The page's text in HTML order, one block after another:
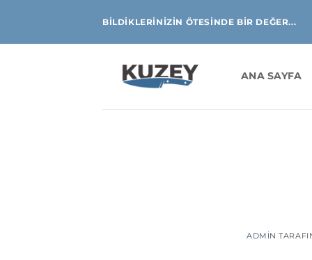
BILDIKLERINIZIN ÖTESINDE BIR DEĞER...
ANA SAYFA
ADMIN